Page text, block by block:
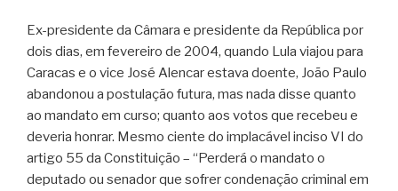
Ex-presidente da Câmara e presidente da República por
dois dias, em fevereiro de 2004, quando Lula viajou para
Caracas e o vice José Alencar estava doente, João Paulo
abandonou a postulação futura, mas nada disse quanto
ao mandato em curso; quanto aos votos que recebeu e
deveria honrar. Mesmo ciente do implacável inciso VI do
artigo 55 da Constituição – “Perderá o mandato o
deputado ou senador que sofrer condenação criminal em